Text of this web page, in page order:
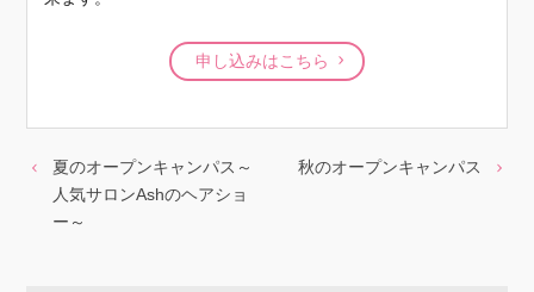
申し込みはこちら
夏のオープンキャンパス～
人気サロンAshのヘアショ
ー～
秋のオープンキャンパス